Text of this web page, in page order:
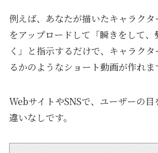
例えば、あなたが描いたキャラクタ
をアップロードして「瞬きをして
く」と指示するだけで、キャラク
るかのようなショート動画が作れま
WebサイトやSNSで、ユーザーの目
違いなしです。